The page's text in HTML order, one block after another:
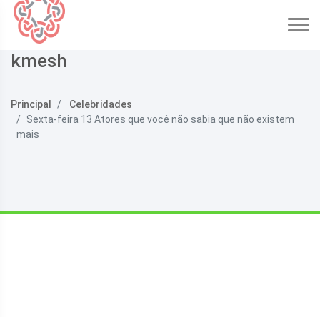
kmesh
Principal
Celebridades
Sexta-feira 13 Atores que você não sabia que não existem
mais